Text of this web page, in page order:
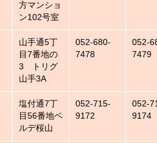
方マンショ
ン102号室
山手通5丁
目7番地の
3 トリグ
山手3A
052-680-
7478
052-
7479
塩付通7丁
目56番地ベ
ルデ桜山
052-715-
9172
052-
9174